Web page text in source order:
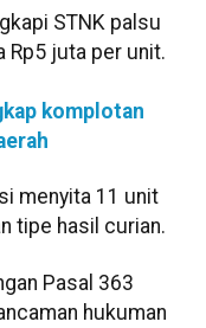
STNK palsu
Rp5 juta per unit.
komplotan
menyita 11 unit
tipe hasil curian.
Pasal 363
hukuman